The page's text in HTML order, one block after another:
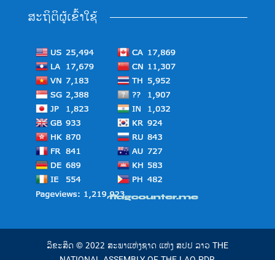
ສະຖິຕິຜູ້ເຂົ້າໃຊ້
ລິຂະສິດ © 2022 ສະພາແຫ່ງຊາດ ແຫ່ງ ສປປ ລາວ THE